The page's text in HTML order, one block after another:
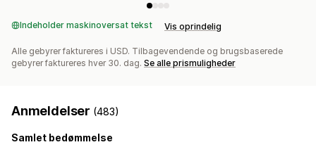
Indeholder maskinoversat tekst Vis oprindelig
Alle gebyrer faktureres i USD. Tilbagevendende og brugsbaserede
gebyrer faktureres hver 30. dag. Se alle prismuligheder
Anmeldelser (483)
Samlet bedømmelse